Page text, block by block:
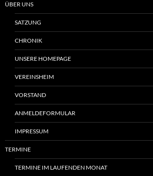
ÜBER UNS
SATZUNG
CHRONIK
UNSERE HOMEPAGE
VEREINSHEIM
VORSTAND
ANMELDEFORMULAR
IMPRESSUM
TERMINE
TERMINE IM LAUFENDEN MONAT